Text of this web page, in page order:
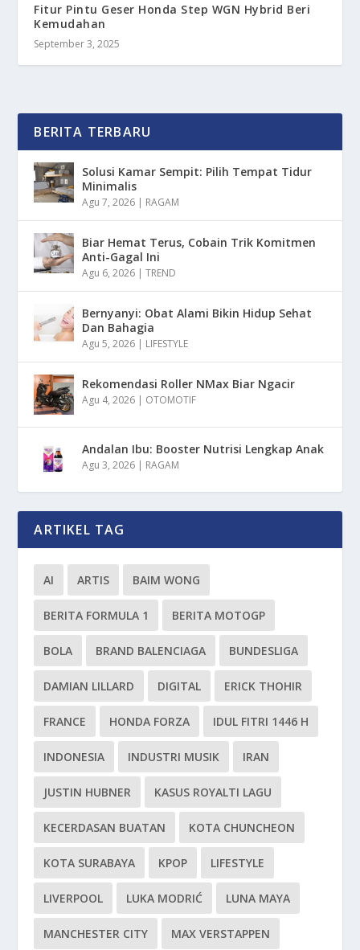
Fitur Pintu Geser Honda Step WGN Hybrid Beri
Kemudahan
September 3, 2025
BERITA TERBARU
Solusi Kamar Sempit: Pilih Tempat Tidur
Minimalis
Agu 7, 2026 | RAGAM
Biar Hemat Terus, Cobain Trik Komitmen
Anti-Gagal Ini
Agu 6, 2026 |TREND
Bernyanyi: Obat Alami Bikin Hidup Sehat
Dan Bahagia
Agu 5, 2026 | LIFESTYLE
Rekomendasi Roller NMax Biar Ngacir
Agu 4, 2026 | OTOMOTIF
Andalan Ibu: Booster Nutrisi Lengkap Anak
Agu 3, 2026 | RAGAM
ARTIKEL TAG
AI ARTIS BAIM WONG
BERITA FORMULA 1 BERITA MOTOGP
BOLA BRAND BALENCIAGA BUNDESLIGA
DAMIAN LILLARD DIGITAL ERICK THOHIR
FRANCE HONDA FORZA IDUL FITRI 1446 H
INDONESIA INDUSTRI MUSIK IRAN
JUSTIN HUBNER KASUS ROYALTI LAGU
KECERDASAN BUATAN KOTA CHUNCHEON
KOTA SURABAYA KPOP LIFESTYLE
LIVERPOOL LUKA MODRIĆ LUNA MAYA
MANCHESTER CITY MAX VERSTAPPEN